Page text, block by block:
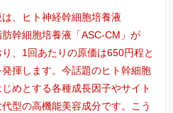
、ヒト神経幹細胞培養液
肪幹細胞培養液「ASC-CM」が
、1回あたりの原価は650円程と
揮します。今話題のヒト幹細胞
めとする各種成長因子やサイト
型の高機能美容成分です。こう